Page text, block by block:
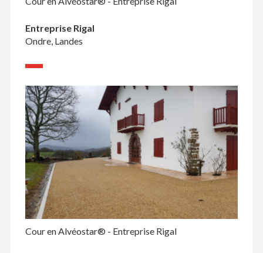
Entreprise Rigal
Ondre, Landes
Cour en Alvéostar® - Entreprise Rigal